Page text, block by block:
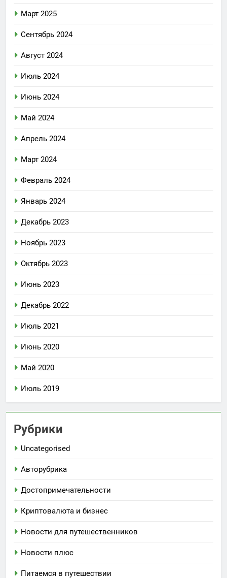
Март 2025
Сентябрь 2024
Август 2024
Июль 2024
Июнь 2024
Май 2024
Апрель 2024
Март 2024
Февраль 2024
Январь 2024
Декабрь 2023
Ноябрь 2023
Октябрь 2023
Июнь 2023
Декабрь 2022
Июль 2021
Июнь 2020
Май 2020
Июль 2019
Рубрики
Uncategorised
Авторубрика
Достопримечательности
Криптовалюта и бизнес
Новости для путешественников
Новости плюс
Питаемся в путешествии